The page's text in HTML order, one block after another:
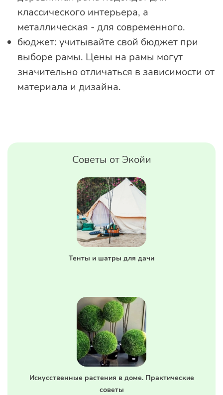
классического интерьера, а
металлическая - для современного.
бюджет: учитывайте свой бюджет при
выборе рамы. Цены на рамы могут
значительно отличаться в зависимости от
материала и дизайна.
Советы от Экойи
Тенты и шатры для дачи
Искусственные растения в доме. Практические
советы